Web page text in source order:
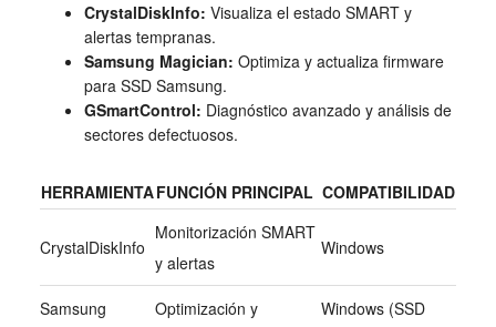
CrystalDiskInfo: Visualiza el estado SMART y
alertas tempranas.
Samsung Magician: Optimiza y actualiza firmware
para SSD Samsung.
GSmartControl: Diagnóstico avanzado y análisis de
sectores defectuosos.
HERRAMIENTAFUNCIÓN PRINCIPAL COMPATIBILIDAD
CrystalDiskInfo
Monitorización SMART
y alertas
Windows
Samsung
Optimización y
Windows (SSD